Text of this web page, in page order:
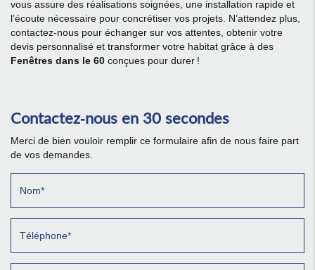
vous assure des réalisations soignées, une installation rapide et
l’écoute nécessaire pour concrétiser vos projets. N’attendez plus,
contactez-nous pour échanger sur vos attentes, obtenir votre
devis personnalisé et transformer votre habitat grâce à des
Fenêtres dans le 60 conçues pour durer !
Contactez-nous en 30 secondes
Merci de bien vouloir remplir ce formulaire afin de nous faire part
de vos demandes.